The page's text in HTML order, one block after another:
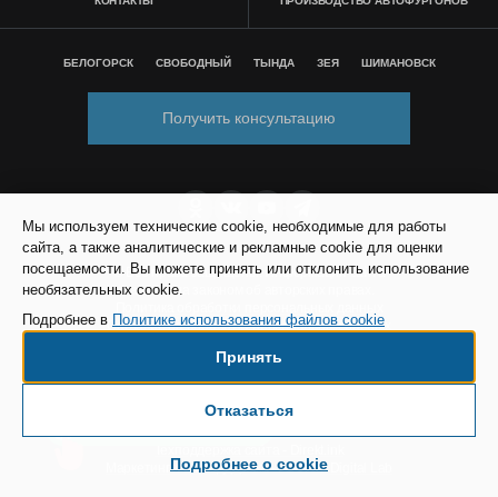
БЕЛОГОРСК СВОБОДНЫЙ ТЫНДА ЗЕЯ ШИМАНОВСК
Получить консультацию
© Все права защищены. Информация сайта
защищена законом об авторских правах.
Согласие на обработку персональных данных
Согласие на рекламно-информационные
сообщения
SEO продвижение сайта - Result Plus
Маркетинговая поддержка - AdCreat Digital Lab
Мы используем технические cookie, необходимые для работы
сайта, а также аналитические и рекламные cookie для оценки
посещаемости. Вы можете принять или отклонить использование
необязательных cookie.
Подробнее в Политике использования файлов cookie
Принять
Отказаться
Подробнее о cookie